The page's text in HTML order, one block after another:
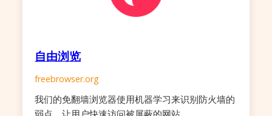
自由浏览
freebrowser.org
我们的免翻墙浏览器使用机器学习来识别防火墙的
弱点，让用户快速访问被屏蔽的网站。